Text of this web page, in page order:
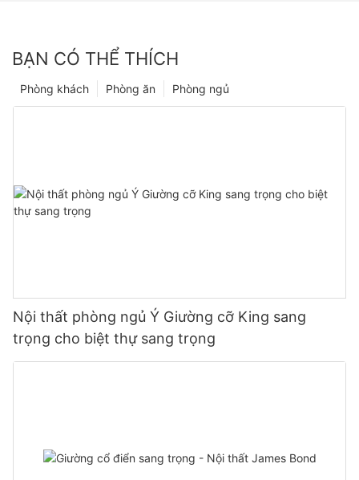
BẠN CÓ THỂ THÍCH
Phòng ngủ
Phòng ăn
Phòng khách
Nội thất phòng ngủ Ý Giường cỡ King sang
trọng cho biệt thự sang trọng